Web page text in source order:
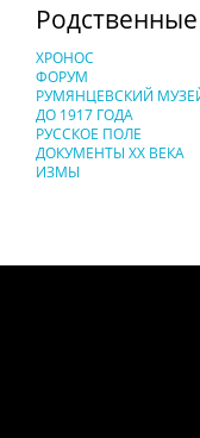
ХРОНОС
ФОРУМ
РУМЯНЦЕВСКИЙ
ДО 1917 ГОДА
РУССКОЕ ПОЛЕ
ДОКУМЕНТЫ XX ВЕКА
ИЗМЫ